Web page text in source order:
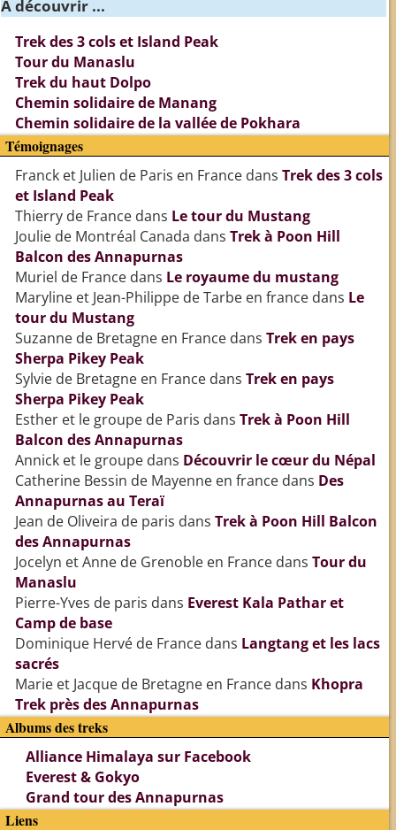
A découvrir ...
Trek des 3 cols et Island Peak
Tour du Manaslu
Trek du haut Dolpo
Chemin solidaire de Manang
Chemin solidaire de la vallée de Pokhara
Témoignages
Franck et Julien de Paris en Francedans Trek des 3 cols
et Island Peak
Thierry de Francedans Le tour du Mustang
Joulie de Montréal Canada dans Trek à Poon Hill
Balcon des Annapurnas
Muriel de Francedans Le royaume du mustang
Maryline et Jean-Philippe de Tarbe en francedans Le
tour du Mustang
Suzanne de Bretagne en Francedans Trek en pays
Sherpa Pikey Peak
Sylvie de Bretagne en Francedans Trek en pays
Sherpa Pikey Peak
Esther et le groupe de Paris dans Trek à Poon Hill
Balcon des Annapurnas
Annick et le groupedans Découvrir le cœur du Népal
Catherine Bessin de Mayenne en francedans Des
Annapurnas au Teraï
Jean de Oliveira de paris dans Trek à Poon Hill Balcon
des Annapurnas
Jocelyn et Anne de Grenoble en Francedans Tour du
Manaslu
Pierre-Yves de paris dans Everest Kala Pathar et
Camp de base
Dominique Hervé de Francedans Langtang et les lacs
sacrés
Marie et Jacque de Bretagne en Francedans Khopra
Trek près des Annapurnas
Albums des treks
Alliance Himalaya sur Facebook
Everest & Gokyo
Grand tour des Annapurnas
Liens